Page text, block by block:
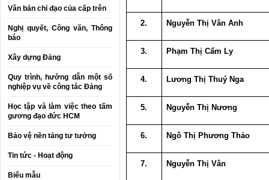
Văn bản chỉ đạo của cấp trên
Nghị quyết, Công văn, Thông
báo
Xây dựng Đảng
Quy trình, hướng dẫn một số
nghiệp vụ về công tác Đảng
Học tập và làm việc theo tấm
gương đạo đức HCM
Bảo vệ nền tảng tư tưởng
Tin tức - Hoạt động
Biểu mẫu
2. Nguyễn Thị Vân Anh
3. Phạm Thị Cẩm Ly
4. Lương Thị Thuý Nga
5. Nguyễn Thị Nương
6. Ngô Thị Phương Thảo
7. Nguyễn Thị Vân